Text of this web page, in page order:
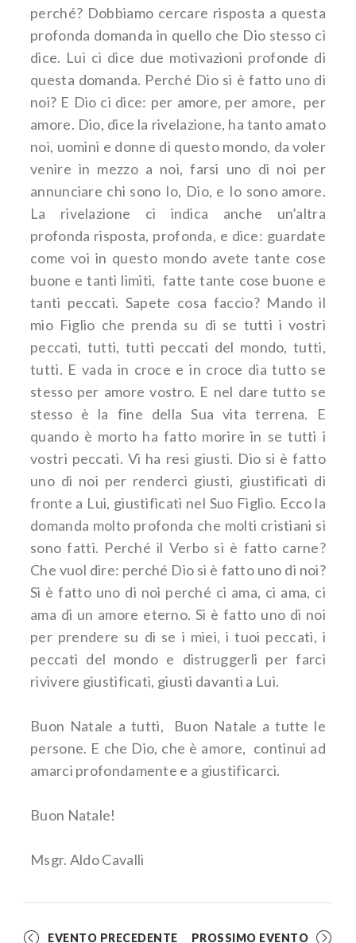
perché? Dobbiamo cercare risposta a questa
profonda domanda in quello che Dio stesso ci
dice. Lui ci dice due motivazioni profonde di
questa domanda. Perché Dio si è fatto uno di
noi? E Dio ci dice: per amore, per amore, per
amore. Dio, dice la rivelazione, ha tanto amato
noi, uomini e donne di questo mondo, da voler
venire in mezzo a noi, farsi uno di noi per
annunciare chi sono Io, Dio, e Io sono amore.
La rivelazione ci indica anche un’altra
profonda risposta, profonda, e dice: guardate
come voi in questo mondo avete tante cose
buone e tanti limiti, fatte tante cose buone e
tanti peccati. Sapete cosa faccio? Mando il
mio Figlio che prenda su di se tutti i vostri
peccati, tutti, tutti peccati del mondo, tutti,
tutti. E vada in croce e in croce dia tutto se
stesso per amore vostro. E nel dare tutto se
stesso è la fine della Sua vita terrena. E
quando è morto ha fatto morire in se tutti i
vostri peccati. Vi ha resi giusti. Dio si è fatto
uno di noi per renderci giusti, giustificati di
fronte a Lui, giustificati nel Suo Figlio. Ecco la
domanda molto profonda che molti cristiani si
sono fatti. Perché il Verbo si è fatto carne?
Che vuol dire: perché Dio si è fatto uno di noi?
Si è fatto uno di noi perché ci ama, ci ama, ci
ama di un amore eterno. Si è fatto uno di noi
per prendere su di se i miei, i tuoi peccati, i
peccati del mondo e distruggerli per farci
rivivere giustificati, giusti davanti a Lui.
Buon Natale a tutti, Buon Natale a tutte le
persone. E che Dio, che è amore, continui ad
amarci profondamente e a giustificarci.
Buon Natale!
Msgr. Aldo Cavalli
EVENTO PRECEDENTE PROSSIMO EVENTO